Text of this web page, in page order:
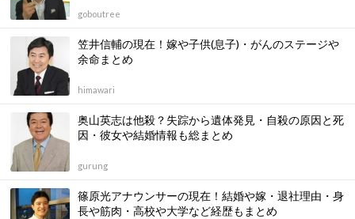
goboutree
笠井信輔の現在！嫁や子供(息子)・がんのステージや
余命まとめ
himawari
奥山英志は他殺？失踪から遺体発見・自殺の原因と死
因・彼女や結婚情報も総まとめ
gurung
篠原光アナウンサーの現在！結婚や嫁・退社理由・身
長や筋肉・高校や大学など経歴もまとめ